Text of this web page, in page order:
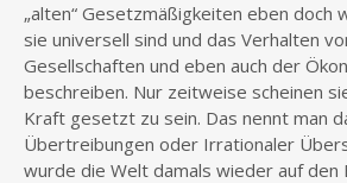
„alten“ Gesetzmäßigkeiten eben doch
sie universell sind und das Verhalten
Gesellschaften und eben auch der
beschreiben. Nur zeitweise scheinen
Kraft gesetzt zu sein. Das nennt man
Übertreibungen oder Irrationaler
wurde die Welt damals wieder auf den